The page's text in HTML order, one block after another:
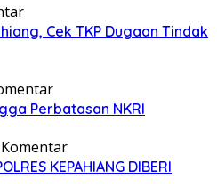
Cek TKP Dugaan Tindak
Perbatasan NKRI
Komentar
KEPAHIANG DIBERI